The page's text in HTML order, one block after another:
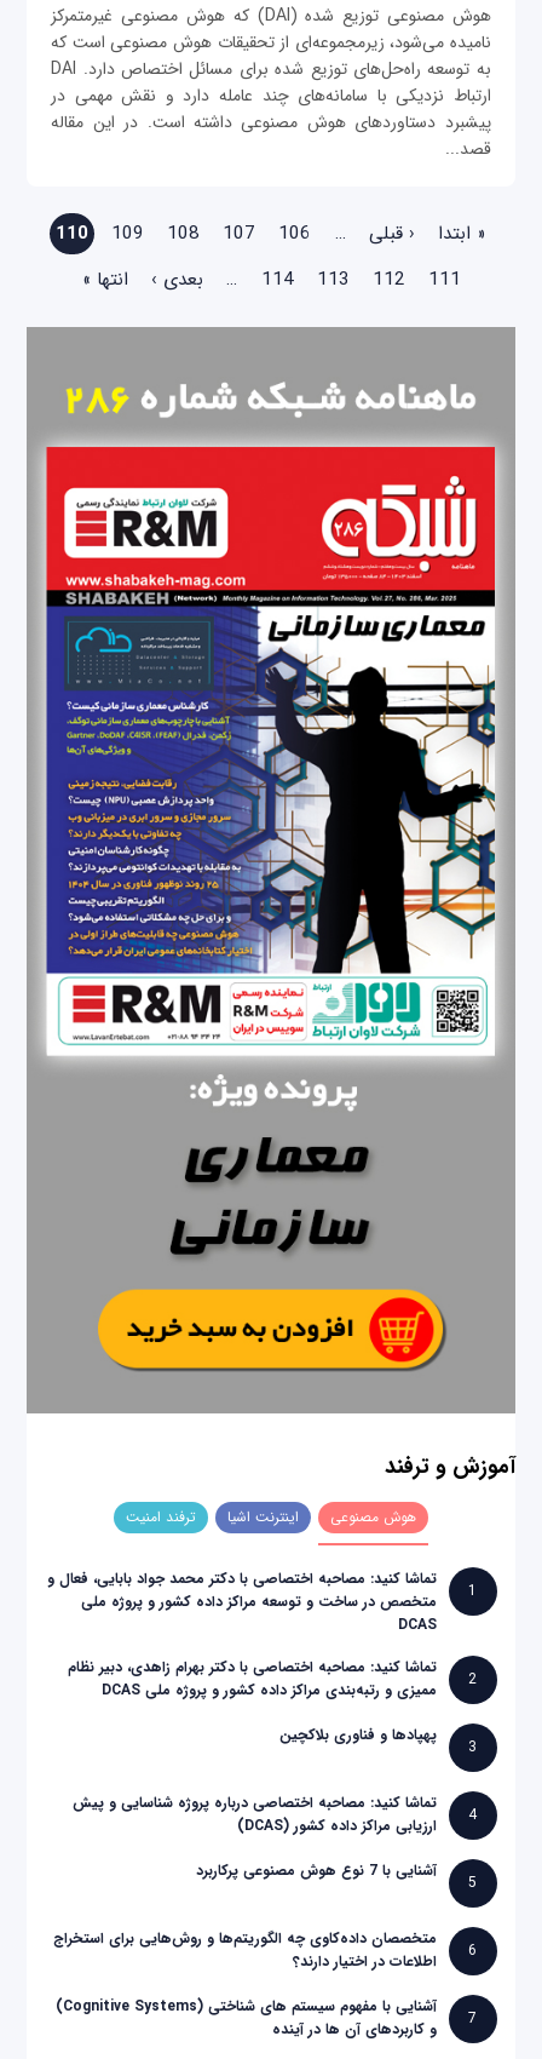
هوش مصنوعی توزیع شده (DAI) که هوش مصنوعی غیرمتمرکز
نامیده می‌شود، زیرمجموعه‌ای از تحقیقات هوش مصنوعی است که
به توسعه راه‌حل‌های توزیع شده برای مسائل اختصاص دارد. DAI
ارتباط نزدیکی با سامانه‌های چند عامله دارد و نقش مهمی در
پیشبرد دستاوردهای هوش مصنوعی داشته است. در این مقاله
قصد...
صفحه‌ها
« ابتدا ‹ قبلی …
106
107
108
109
110
111
112
113
114
… بعدی › انتها »
آموزش و ترفند
هوش مصنوعی اینترنت اشیا ترفند امنیت
1
تماشا کنید: مصاحبه اختصاصی با دکتر محمد جواد بابایی، فعال و
متخصص در ساخت و توسعه مراکز داده کشور و پروژه ملی
DCAS
2
تماشا کنید: مصاحبه اختصاصی با دکتر بهرام زاهدی، دبیر نظام
ممیزی و رتبه‌بندی مراکز داده کشور و پروژه ملی DCAS
3
پهپادها و فناوری بلاکچین
4
تماشا کنید: مصاحبه اختصاصی درباره پروژه شناسایی و پیش
ارزیابی مراکز داده کشور (DCAS)
5
آشنایی با 7 نوع هوش مصنوعی پرکاربرد
6
متخصصان داده‌کاوی چه الگوریتم‌ها و روش‌هایی برای استخراج
اطلاعات در اختیار دارند؟
7
آشنایی با مفهوم سیستم های شناختی (Cognitive Systems)
و کاربردهای آن ها در آینده